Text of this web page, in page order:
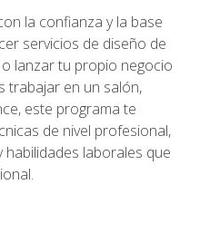
la confianza y la base
servicios de diseño de
lanzar tu propio negocio
trabajar en un salón,
este programa te
de nivel profesional,
laborales que